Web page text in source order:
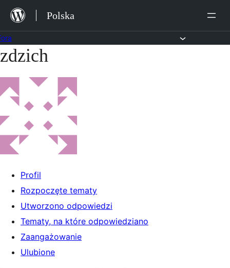
Przejdź
treści
Polska
Przejdź
zdzich
Profil
Rozpoczęte tematy
Utworzono odpowiedzi
Tematy, na które odpowiedziano
Zaangażowanie
Ulubione